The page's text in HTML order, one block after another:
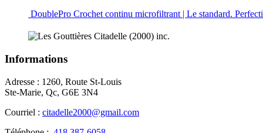
DoublePro Crochet continu microfiltrant | Le standard.
Informations
Adresse : 1260, Route St-Louis
Ste-Marie, Qc, G6E 3N4
Courriel : citadelle2000@gmail.com